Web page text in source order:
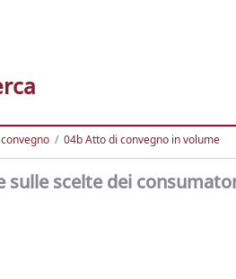
04b Atto di convegno in volume
sulle scelte dei